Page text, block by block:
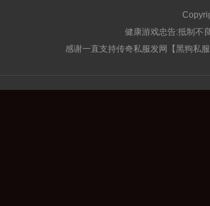
健康游戏忠告:抵制不
感谢一直支持传奇私服发网【黑狗私